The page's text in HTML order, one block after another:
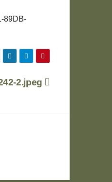
89DB-
2.jpeg